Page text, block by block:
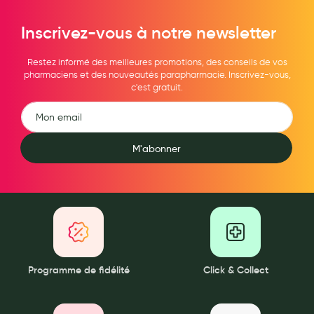
Pour Homme
Crème solaire - Visage et corps
Préservatifs - Gels lubrifiants
Accessoires, coutellerie, brosserie
Bouillottes
Mon bébé
Soins bébé
Inscrivez-vous à notre newsletter
Restez informé des meilleures promotions, des conseils de vos
pharmaciens et des nouveautés parapharmacie. Inscrivez-vous,
c'est gratuit.
M'abonner
Programme de fidélité Click & Collect